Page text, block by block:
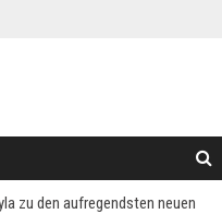
zu den aufregendsten neuen